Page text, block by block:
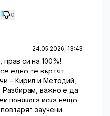
0
24.05.2026, 13:43
си на 100%!
едно се въртят
– Кирил и Методий,
Разбирам, важно е да
понякога иска нещо
заучени